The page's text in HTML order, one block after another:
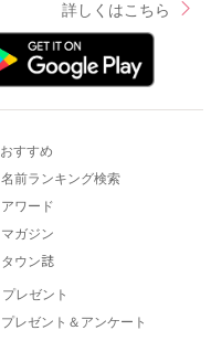
詳しくはこちら
おすすめ
名前ランキング検索
アワード
マガジン
タウン誌
プレゼント
プレゼント＆アンケート